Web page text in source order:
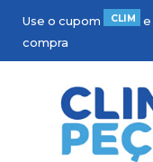
Use o cupom CLIM 1
compra